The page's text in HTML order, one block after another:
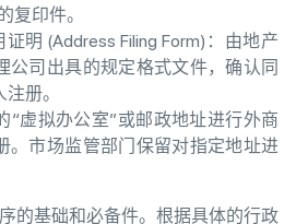
复印件。
明 (Address Filing Form)：由地产
公司出具的规定格式文件，确认同
册。
“虚拟办公室”或邮政地址进行外商
。市场监管部门保留对指定地址进
的基础和必备件。根据具体的行政